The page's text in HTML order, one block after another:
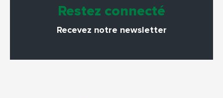
Restez connecté
Recevez notre newsletter